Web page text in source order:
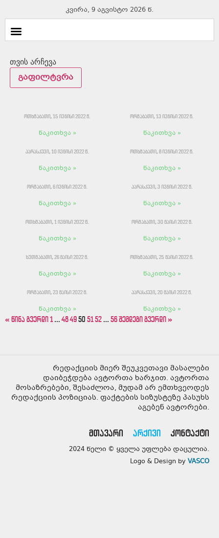
კვირა, 9 აგვისტო 2026 წ.
თვის არჩევა
გაფილტვრა
ოთხშაბათი, 15 ივნისი 2022 წ.
წაკითხვა »
ორშაბათი, 13 ივნისი 2022 წ.
წაკითხვა »
პარასკევი, 10 ივნისი 2022 წ.
წაკითხვა »
ოთხშაბათი, 8 ივნისი 2022 წ.
წაკითხვა »
ორშაბათი, 6 ივნისი 2022 წ.
წაკითხვა »
პარასკევი, 3 ივნისი 2022 წ.
წაკითხვა »
ოთხშაბათი, 1 ივნისი 2022 წ.
წაკითხვა »
ორშაბათი, 30 მაისი 2022 წ.
წაკითხვა »
ხუთშაბათი, 26 მაისი 2022 წ.
წაკითხვა »
ოთხშაბათი, 25 მაისი 2022 წ.
წაკითხვა »
ორშაბათი, 23 მაისი 2022 წ.
წაკითხვა »
პარასკევი, 20 მაისი 2022 წ.
წაკითხვა »
« წინა გვერდი1 … 484950 5152 … 56შემდეგი გვერდი »
რედაქციის მიერ შეუკვეთავი მასალები
დაიბეჭდება ავტორთა ხარჯით. ავტორთა
მოსაზრებები, შესაძლოა, მუდამ არ ემთხვეოდეს
რედაქციის პოზიციას. ფაქტების სიზუსტეზე პასუხს
აგებენ ავტორები.
მთავარი არქივი კონტაქტი
2024 წელი © ყველა უფლება დაცულია.
Logo & Design by VASCO